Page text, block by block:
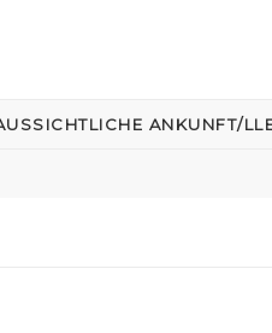
ANKUNFT/